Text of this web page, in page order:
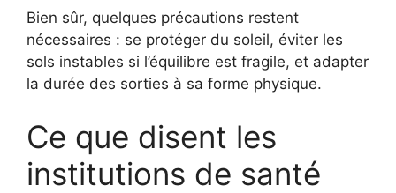
Bien sûr, quelques précautions restent
nécessaires : se protéger du soleil, éviter les
sols instables si l’équilibre est fragile, et adapter
la durée des sorties à sa forme physique.
Ce que disent les
institutions de santé